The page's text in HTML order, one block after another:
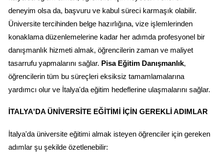
deneyim olsa da, başvuru ve kabul süreci karmaşık olabilir.
Üniversite tercihinden belge hazırlığına, vize işlemlerinden
konaklama düzenlemelerine kadar her adımda profesyonel bir
danışmanlık hizmeti almak, öğrencilerin zaman ve maliyet
tasarrufu yapmalarını sağlar. Pisa Eğitim Danışmanlık,
öğrencilerin tüm bu süreçleri eksiksiz tamamlamalarına
yardımcı olur ve İtalya'da eğitim hedeflerine ulaşmalarını sağlar.
İTALYA'DA ÜNIVERSITE EĞITIMI İÇIN GEREKLI ADIMLAR
İtalya'da üniversite eğitimi almak isteyen öğrenciler için gereken
adımlar şu şekilde özetlenebilir: